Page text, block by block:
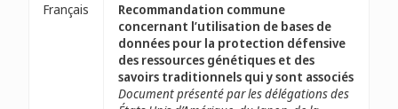
Français
Recommandation commune
concernant l’utilisation de bases de
données pour la protection défensive
des ressources génétiques et des
savoirs traditionnels qui y sont associés
Document présenté par les délégations des